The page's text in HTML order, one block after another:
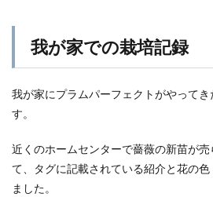
我が家での栽培記録
我が家にプラムパーフェクトがやって
す。
近くのホームセンターで薔薇の新苗が
て、タグに記載されている紹介と花の
ました。